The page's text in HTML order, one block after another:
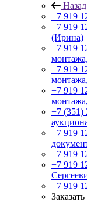
Назад
+7 919
+7 919
(Ирина)
+7 919
+7 919
+7 919
+7 (351)
+7 919
+7 919
+7 919
+7 919